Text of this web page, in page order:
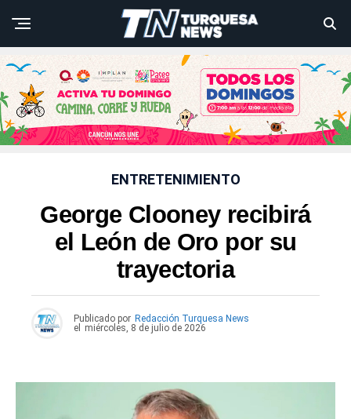
ENTRETENIMIENTO
George Clooney recibirá
el León de Oro por su
trayectoria
Publicado por Redacción Turquesa News
el
miércoles, 8 de julio de 2026